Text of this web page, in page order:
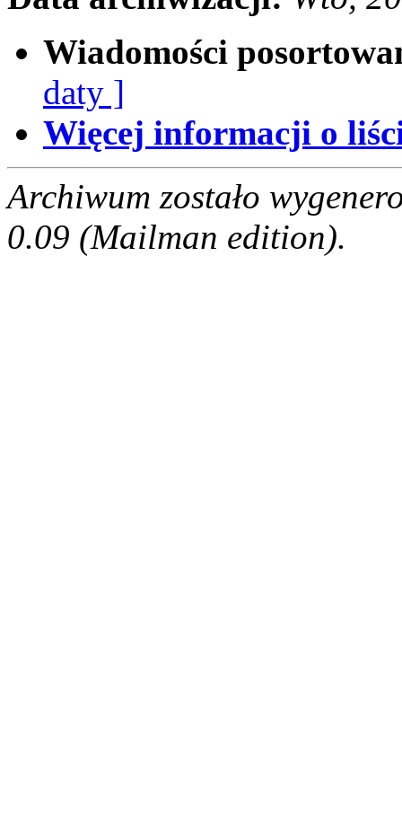
Wiadomości
daty ]
Więcej informacji o
Archiwum zostało
0.09 (Mailman edition).